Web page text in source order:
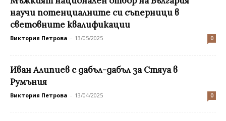
научи потенциалните си съперници в
световните квалификации
Виктория Петрова - 13/05/2025 0
Иван Алипиев с дабъл-дабъл за Стяуа в
Румъния
Виктория Петрова - 13/04/2025 0